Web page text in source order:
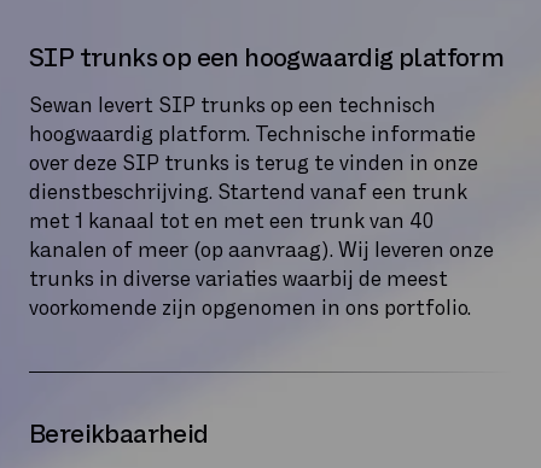
SIP trunks op een hoogwaardig platform
Sewan levert SIP trunks op een technisch
hoogwaardig platform. Technische informatie
over deze SIP trunks is terug te vinden in onze
dienstbeschrijving. Startend vanaf een trunk
met 1 kanaal tot en met een trunk van 40
kanalen of meer (op aanvraag). Wij leveren onze
trunks in diverse variaties waarbij de meest
voorkomende zijn opgenomen in ons portfolio.
Bereikbaarheid